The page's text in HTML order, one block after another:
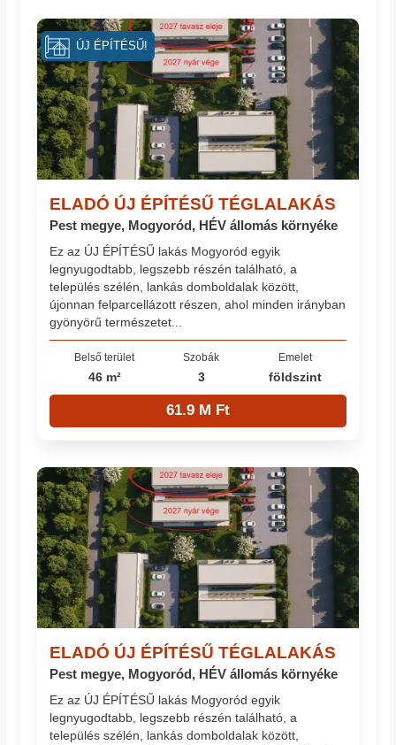
ELADÓ ÚJ ÉPÍTÉSŰ TÉGLALAKÁS
Pest megye, Mogyoród, HÉV állomás környéke
Ez az ÚJ ÉPÍTÉSŰ lakás Mogyoród egyik
legnyugodtabb, legszebb részén található, a
település szélén, lankás domboldalak között,
újonnan felparcellázott részen, ahol minden irányban
gyönyörű természetet...
Belső terület
46 m²
Szobák
3
Emelet
földszint
61.9 M Ft
ÚJ ÉPÍTÉSŰ!
ELADÓ ÚJ ÉPÍTÉSŰ TÉGLALAKÁS
Pest megye, Mogyoród, HÉV állomás környéke
Ez az ÚJ ÉPÍTÉSŰ lakás Mogyoród egyik
legnyugodtabb, legszebb részén található, a
település szélén, lankás domboldalak között,